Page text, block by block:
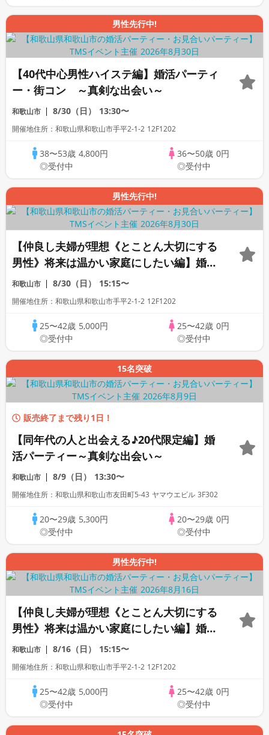
男性先行中!
【40代中心男性ハイステ編】婚活パーティ
ー・街コン ～真剣な出会い～
和歌山市 8/30（日） 13:30〜
開催地住所：和歌山県和歌山市手平2-1-2 12F1202
38〜53歳 4,800円
◎受付中
36〜50歳 0円
◎受付中
男性先行中!
【仲良し夫婦が理想《とことん大切にする
男性》将来は温かい家庭にしたい編】婚活
パーティー・街コン ～真剣な出会い～
和歌山市 8/30（日） 15:15〜
開催地住所：和歌山県和歌山市手平2-1-2 12F1202
25〜42歳 5,000円
◎受付中
25〜42歳 0円
◎受付中
15名突破
販売終了まで残り1日！
【同年代の人と出会える♪20代限定編】婚
活パーティー～真剣な出会い～
和歌山市 8/9（日） 13:30〜
開催地住所：和歌山県和歌山市友田町5-43 ヤマウエビル 3F302
20〜29歳 5,300円
◎受付中
20〜29歳 0円
◎受付中
男性先行中!
【仲良し夫婦が理想《とことん大切にする
男性》将来は温かい家庭にしたい編】婚活
パーティー・街コン ～真剣な出会い～
和歌山市 8/16（日） 15:15〜
開催地住所：和歌山県和歌山市手平2-1-2 12F1202
25〜42歳 5,000円
◎受付中
25〜42歳 0円
◎受付中